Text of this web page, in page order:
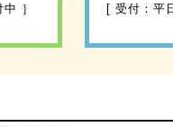
］ [ 受付：平